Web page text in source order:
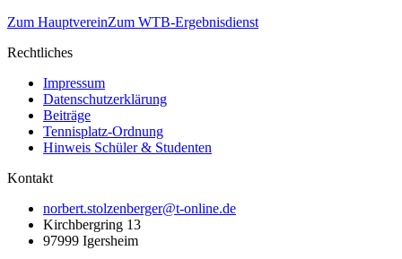
Zum HauptvereinZum WTB-Ergebnisdienst
Rechtliches
Impressum
Datenschutzerklärung
Beiträge
Tennisplatz-Ordnung
Hinweis Schüler & Studenten
Kontakt
norbert.stolzenberger@t-online.de
Kirchbergring 13
97999 Igersheim